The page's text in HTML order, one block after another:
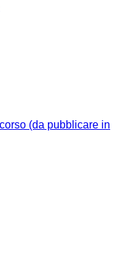
(da pubblicare in